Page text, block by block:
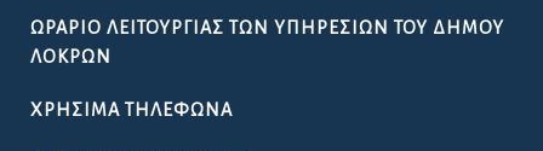
ΩΡΆΡΙΟ ΛΕΙΤΟΥΡΓΊΑΣ ΤΩΝ ΥΠΗΡΕΣΙΏΝ ΤΟΥ ΔΉΜΟΥ
ΛΟΚΡΏΝ
ΧΡΉΣΙΜΑ ΤΗΛΈΦΩΝΑ